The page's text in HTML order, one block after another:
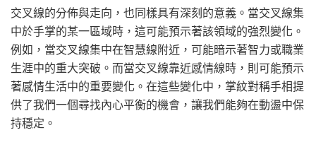
交叉線的分佈與走向，也同樣具有深刻的意義。當交叉線集
中於手掌的某一區域時，這可能預示著該領域的強烈變化。
例如，當交叉線集中在智慧線附近，可能暗示著智力或職業
生涯中的重大突破。而當交叉線靠近感情線時，則可能預示
著感情生活中的重要變化。在這些變化中，掌紋對稱手相提
供了我們一個尋找內心平衡的機會，讓我們能夠在動盪中保
持穩定。